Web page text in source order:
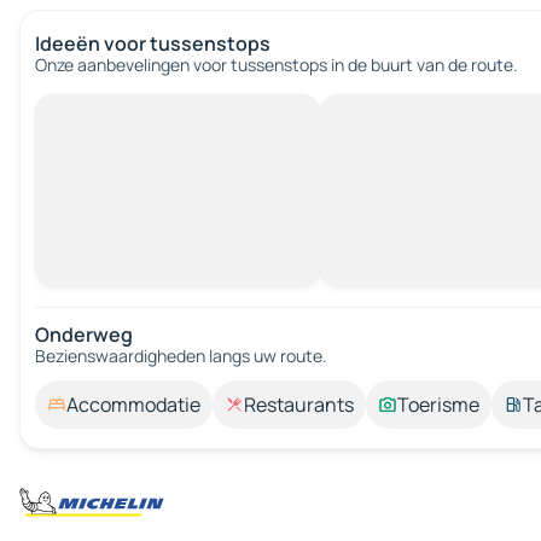
Ideeën voor tussenstops
Onze aanbevelingen voor tussenstops in de buurt van de route.
Onderweg
Bezienswaardigheden langs uw route.
Accommodatie Restaurants Toerisme